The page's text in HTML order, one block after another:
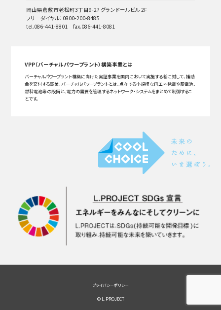
岡山県倉敷市老松町3丁目9-27 グランドールビル 2F
フリーダイヤル：0800-200-8485
tel.086-441-8801 fax.086-441-8081
VPP（バーチャルパワープラント）構築事業とは
バーチャルパワープラント構築に向けた実証事業を国内において実施する者に対して、補助
金を交付する事業。バーチャルパワープラントとは、点在する小規模な再エネ発電や蓄電池、
燃料電池等の設備と、電力の需要を管理するネットワーク・システムをまとめて制御するこ
とです。
プライバシーポリシー
© L.PROJECT